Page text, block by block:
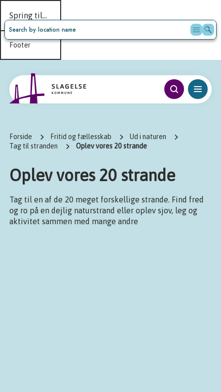
Spring til...
Hovedindhold
Footer
Forside Fritid og fællesskab
Ud i naturen
Tag til stranden
Oplev vores 20 strande
Oplev vores 20 strande
Tag til en af de 20 meget forskellige strande. Find fred
og ro på en dejlig naturstrand eller oplev sjov, leg og
aktivitet sammen med mange andre